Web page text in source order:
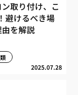
取り付け、こ
避けるべき場
を解説
2025.07.28